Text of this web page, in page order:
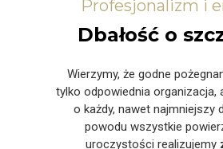
Profesjonalizm i
Dbałość o
Wierzymy, że godne
tylko odpowiednia organizacja,
o każdy, nawet najmniejszy
powodu wszystkie
uroczystości realizujemy